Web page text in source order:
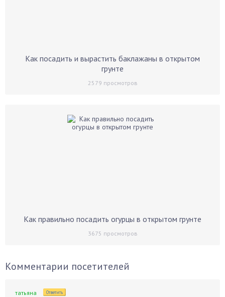
Как посадить и вырастить баклажаны в открытом
грунте
2579 просмотров
Как правильно посадить огурцы в открытом грунте
3675 просмотров
Комментарии посетителей
татьяна Ответить